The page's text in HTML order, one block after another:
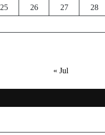
25 26 27 28
« Jul